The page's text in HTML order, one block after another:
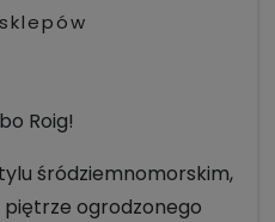
Roig!
śródziemnomorskim,
piętrze ogrodzonego